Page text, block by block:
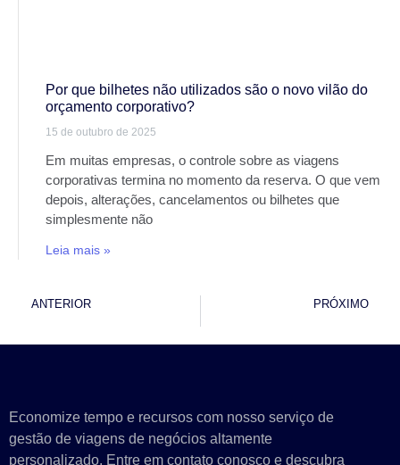
Por que bilhetes não utilizados são o novo vilão do
orçamento corporativo?
15 de outubro de 2025
Em muitas empresas, o controle sobre as viagens
corporativas termina no momento da reserva. O que vem
depois, alterações, cancelamentos ou bilhetes que
simplesmente não
Leia mais »
ANTERIOR PRÓXIMO
Economize tempo e recursos com nosso serviço de
gestão de viagens de negócios altamente
personalizado. Entre em contato conosco e descubra